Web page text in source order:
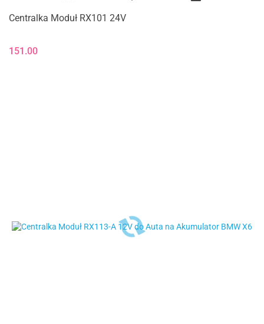
Centralka Moduł RX101 24V
151.00